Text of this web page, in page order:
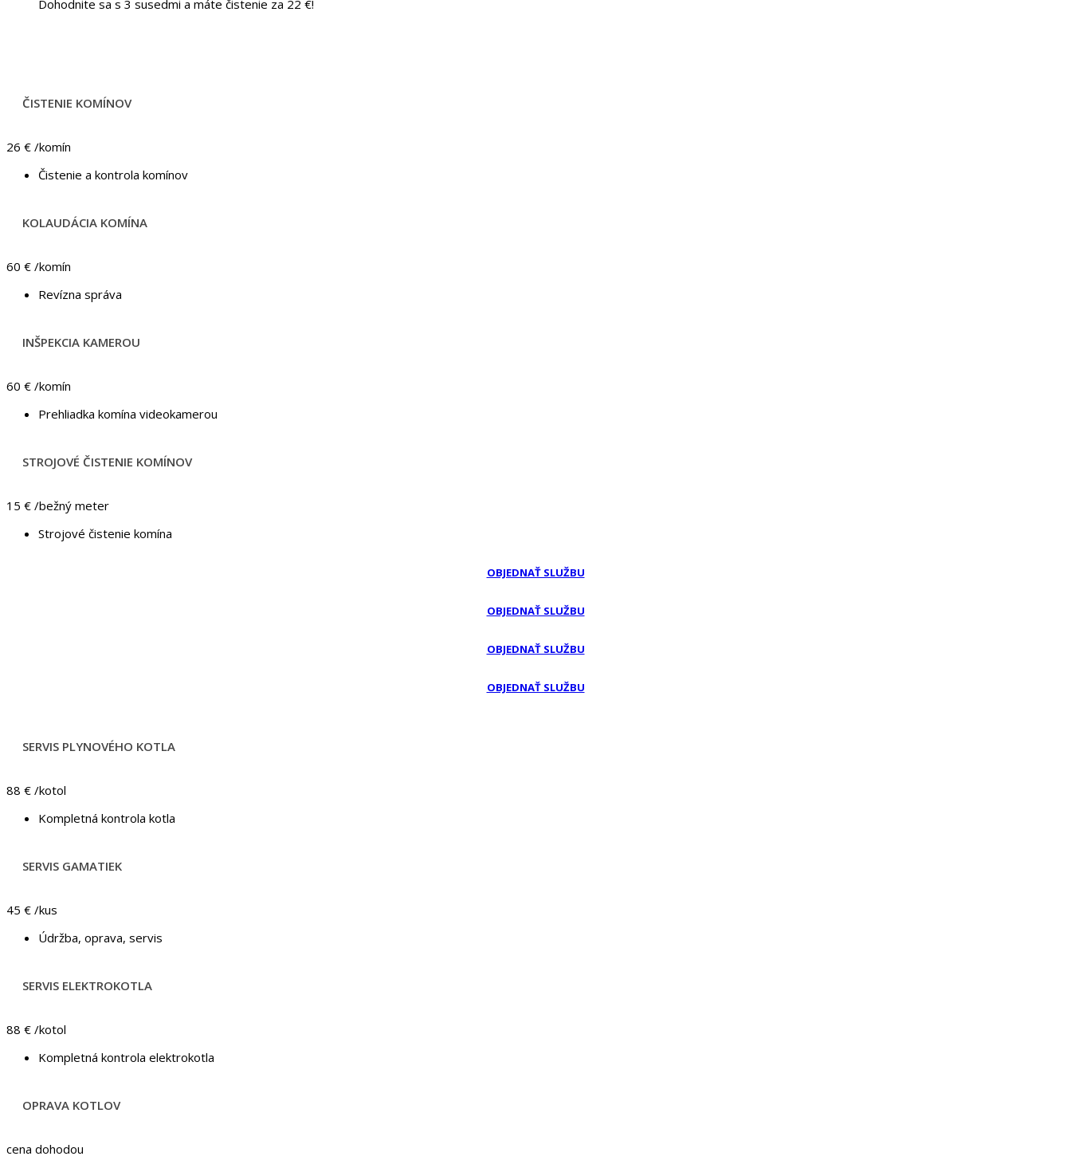
Dohodnite sa s 3 susedmi a máte čistenie za 22 €!
ČISTENIE KOMÍNOV
26 € /komín
Čistenie a kontrola komínov
KOLAUDÁCIA KOMÍNA
60 € /komín
Revízna správa
INŠPEKCIA KAMEROU
60 € /komín
Prehliadka komína videokamerou
STROJOVÉ ČISTENIE KOMÍNOV
15 € /bežný meter
Strojové čistenie komína
OBJEDNAŤ SLUŽBU
OBJEDNAŤ SLUŽBU
OBJEDNAŤ SLUŽBU
OBJEDNAŤ SLUŽBU
SERVIS PLYNOVÉHO KOTLA
88 € /kotol
Kompletná kontrola kotla
SERVIS GAMATIEK
45 € /kus
Údržba, oprava, servis
SERVIS ELEKTROKOTLA
88 € /kotol
Kompletná kontrola elektrokotla
OPRAVA KOTLOV
cena dohodou